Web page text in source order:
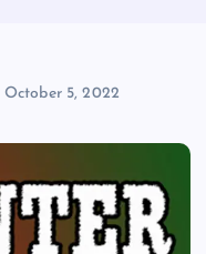
October 5, 2022